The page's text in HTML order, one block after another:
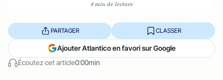
8 min de lecture
Écoutez cet article0:00min
PARTAGER CLASSER
Ajouter Atlantico en favori sur Google